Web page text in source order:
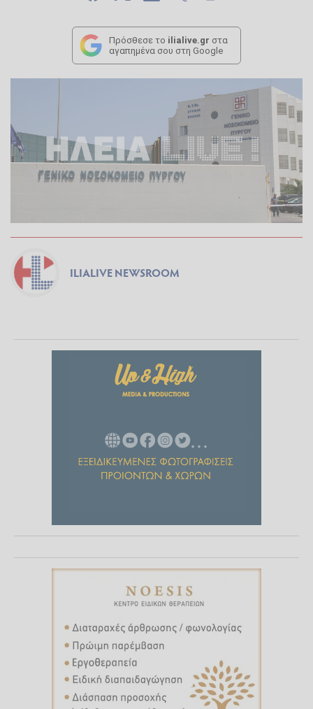
Πρόσθεσε το ilialive.gr στα
αγαπημένα σου στη Google
ILIALIVE NEWSROOM